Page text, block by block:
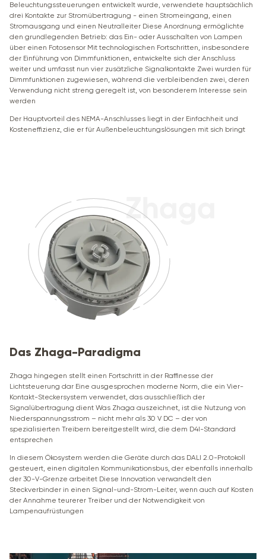
Beleuchtungssteuerungen entwickelt wurde, verwendete hauptsächlich
drei Kontakte zur Stromübertragung - einen Stromeingang, einen
Stromausgang und einen Neutralleiter Diese Anordnung ermöglichte
den grundlegenden Betrieb: das Ein- oder Ausschalten von Lampen
über einen Fotosensor Mit technologischen Fortschritten, insbesondere
der Einführung von Dimmfunktionen, entwickelte sich der Anschluss
weiter und umfasst nun vier zusätzliche Signalkontakte Zwei wurden für
Dimmfunktionen zugewiesen, während die verbleibenden zwei, deren
Verwendung nicht streng geregelt ist, von besonderem Interesse sein
werden
Der Hauptvorteil des NEMA-Anschlusses liegt in der Einfachheit und
Kosteneffizienz, die er für Außenbeleuchtungslösungen mit sich bringt
Das Zhaga-Paradigma
Zhaga hingegen stellt einen Fortschritt in der Raffinesse der
Lichtsteuerung dar Eine ausgesprochen moderne Norm, die ein Vier-
Kontakt-Steckersystem verwendet, das ausschließlich der
Signalübertragung dient Was Zhaga auszeichnet, ist die Nutzung von
Niederspannungsstrom – nicht mehr als 30 V DC – der von
spezialisierten Treibern bereitgestellt wird, die dem D4I-Standard
entsprechen
In diesem Ökosystem werden die Geräte durch das DALI 2.0-Protokoll
gesteuert, einen digitalen Kommunikationsbus, der ebenfalls innerhalb
der 30-V-Grenze arbeitet Diese Innovation verwandelt den
Steckverbinder in einen Signal-und-Strom-Leiter, wenn auch auf Kosten
der Annahme teurerer Treiber und der Notwendigkeit von
Lampenaufrüstungen